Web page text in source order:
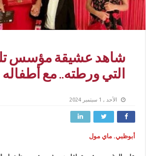
شاهد عشيقة مؤسس
التي ورطته.. مع أطفاله
الأحد , 1 سبتمبر 2024
أبوظبي. ماي مول